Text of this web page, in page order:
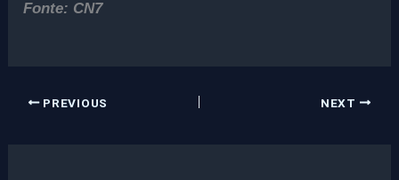
Fonte: CN7
PREVIOUS NEXT